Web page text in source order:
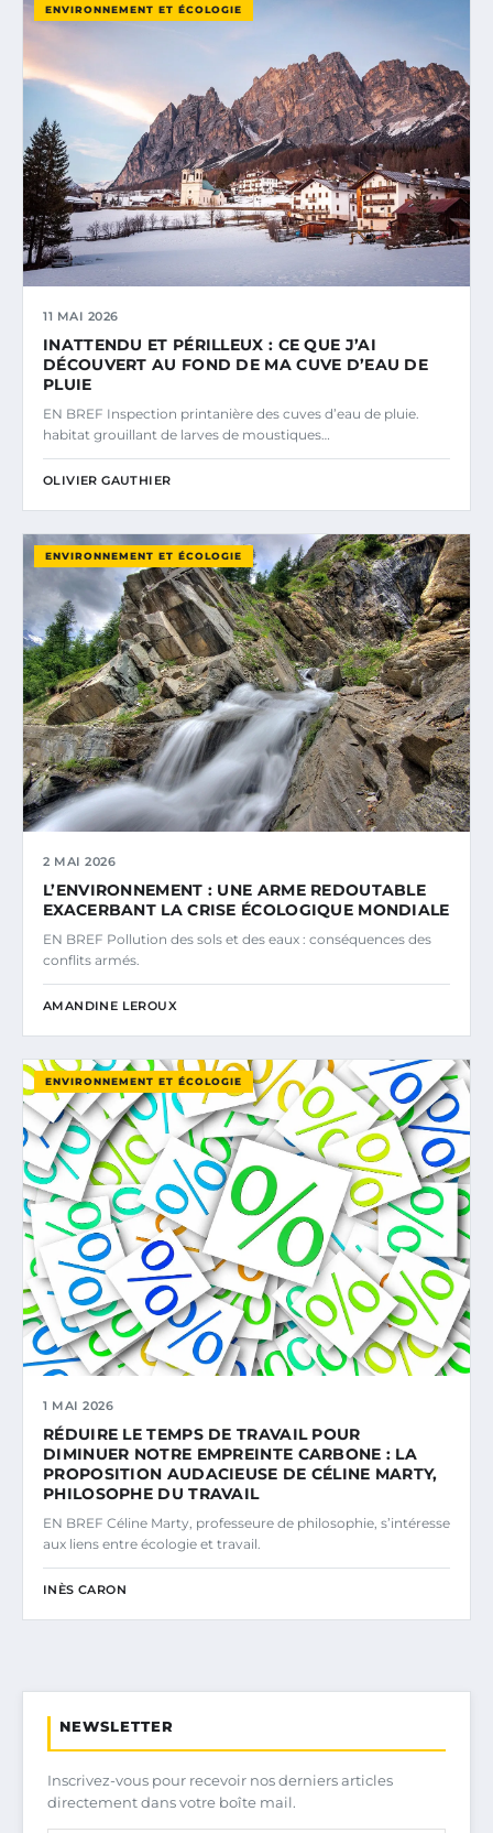
ENVIRONNEMENT ET ÉCOLOGIE
11 MAI 2026
INATTENDU ET PÉRILLEUX : CE QUE J’AI
DÉCOUVERT AU FOND DE MA CUVE D’EAU DE
PLUIE
EN BREF Inspection printanière des cuves d’eau de pluie.
habitat grouillant de larves de moustiques…
OLIVIER GAUTHIER
ENVIRONNEMENT ET ÉCOLOGIE
2 MAI 2026
L’ENVIRONNEMENT : UNE ARME REDOUTABLE
EXACERBANT LA CRISE ÉCOLOGIQUE MONDIALE
EN BREF Pollution des sols et des eaux : conséquences des
conflits armés.
AMANDINE LEROUX
ENVIRONNEMENT ET ÉCOLOGIE
1 MAI 2026
RÉDUIRE LE TEMPS DE TRAVAIL POUR
DIMINUER NOTRE EMPREINTE CARBONE : LA
PROPOSITION AUDACIEUSE DE CÉLINE MARTY,
PHILOSOPHE DU TRAVAIL
EN BREF Céline Marty, professeure de philosophie, s’intéresse
aux liens entre écologie et travail.
INÈS CARON
NEWSLETTER
Inscrivez-vous pour recevoir nos derniers articles
directement dans votre boîte mail.